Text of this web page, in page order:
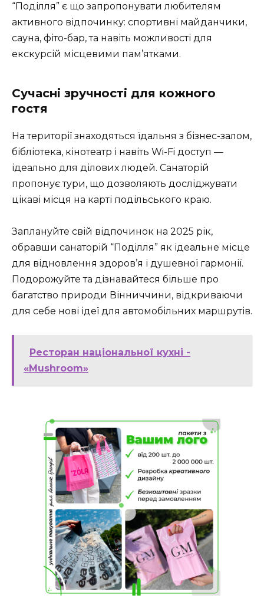
“Поділля” є що запропонувати любителям
активного відпочинку: спортивні майданчики,
сауна, фіто-бар, та навіть можливості для
екскурсій місцевими пам’ятками.
Сучасні зручності для кожного
гостя
На території знаходяться їдальня з бізнес-залом,
бібліотека, кінотеатр і навіть Wi-Fi доступ —
ідеально для ділових людей. Санаторій
пропонує тури, що дозволяють досліджувати
цікаві місця на карті подільського краю.
Заплануйте свій відпочинок на 2025 рік,
обравши санаторій “Поділля” як ідеальне місце
для відновлення здоров’я і душевної гармонії.
Подорожуйте та дізнавайтеся більше про
багатство природи Вінниччини, відкриваючи
для себе нові ідеї для автомобільних маршрутів.
Ресторан національної кухні -
«Mushroom»